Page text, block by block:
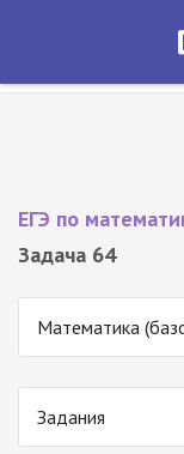
ЕГЭ по
Задача 64
Математика
Задания